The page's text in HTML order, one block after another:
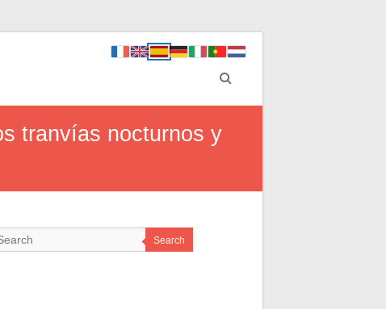
tranvías nocturnos y
Search